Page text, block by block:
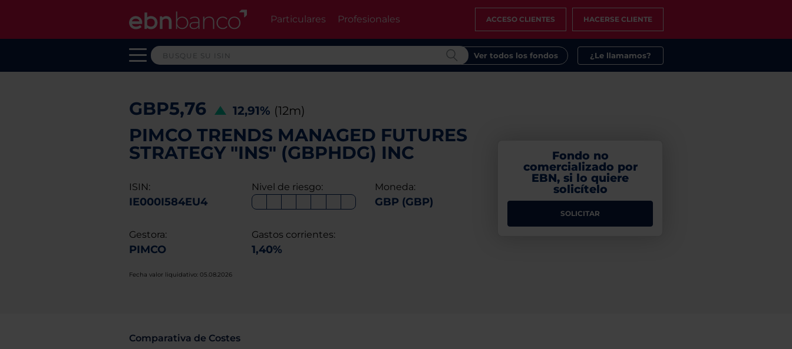
Particulares Profesionales ACCESO CLIENTES HACERSE CLIENTE
Ver todos los fondos ¿Le llamamos?
GBP5,76 12,91% (12m)
PIMCO TRENDS MANAGED FUTURES
STRATEGY "INS" (GBPHDG) INC
ISIN:
IE000I584EU4
Nivel de riesgo: Moneda:
GBP (GBP)
Gestora:
PIMCO
Gastos corrientes:
1,40%
Fecha valor liquidativo: 05.08.2026
Fondo no
comercializado por
EBN, si lo quiere
solicítelo
SOLICITAR
Comparativa de Costes